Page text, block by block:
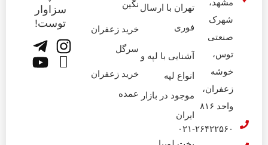
شهرک
صنعتی
توس،
خوشه
زعفران،
واحد ۸۱۶
۰۲۱-۲۶۴۲۲۵۶۰
تهران با ارسال
فوری
آشنایی با لپه و
انواع لپه
موجود در بازار
ایران
نگین
خرید زعفران
سرگل
خرید زعفران
عمده
سزاوار
توست!